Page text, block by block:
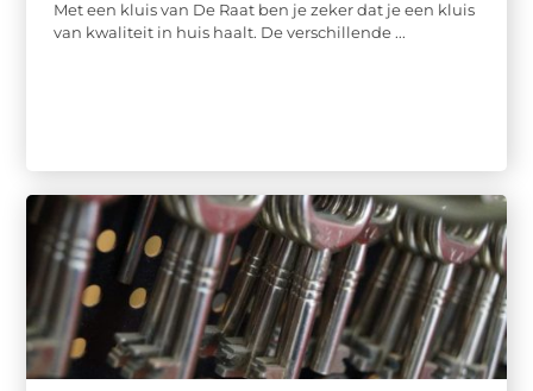
Met een kluis van De Raat ben je zeker dat je een kluis
van kwaliteit in huis haalt. De verschillende ...